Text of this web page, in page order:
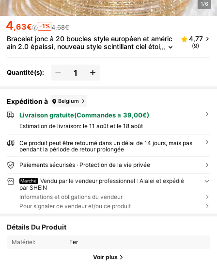
1/6
4,63€ -1% 4,68€
Bracelet jonc à 20 boucles style européen et améric
ain 2.0 épaissi, nouveau style scintillant ciel étoi
4,77
(9)
Quantité(s):
Expédition à Belgium
Livraison gratuite(Commandes ≥ 39,00€)
Estimation de livraison: le 11 août et le 18 août
Ce produit peut être retourné dans un délai de 14 jours, mais pas
pendant la période de retour prolongée
Paiements sécurisés · Protection de la vie privée
Marché
Vendu par le vendeur professionnel : Alalei et expédié
par SHEIN
Informations et obligations du vendeur
Pour signaler ce vendeur et/ou ce produit
Détails Du Produit
Matériel: Fer
Voir plus